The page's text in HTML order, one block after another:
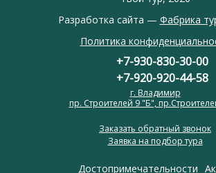
Разработка сайта — Фабрика
Политика
Достопримечательности
+7-930-830-30-00
+7-920-920-44-58
г. Владимир
пр. Строителей 9 "Б",
Заказать обратный звонок
Заявка на подбор тура